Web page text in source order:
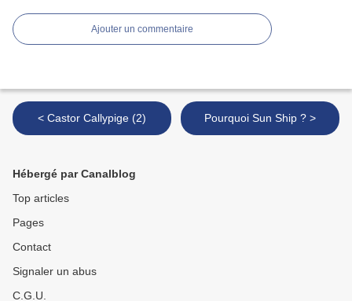
Ajouter un commentaire
< Castor Callypige (2) Pourquoi Sun Ship ? >
Hébergé par Canalblog
Top articles
Pages
Contact
Signaler un abus
C.G.U.